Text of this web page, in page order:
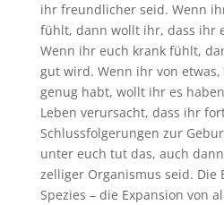
ihr freundlicher seid. Wenn
fühlt, dann wollt ihr, dass ihr
Wenn ihr euch krank fühlt,
gut wird. Wenn ihr von
genug habt, wollt ihr es
Leben verursacht, dass ihr
Schlussfolgerungen zur
unter euch tut das, auch
zelliger Organismus seid. Die
Spezies – die Expansion von